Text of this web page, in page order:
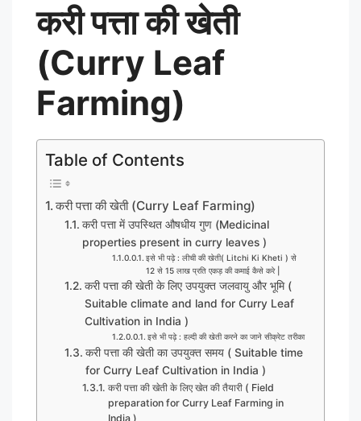
करी पत्ता की खेती
(Curry Leaf
Farming)
Table of Contents
करी पत्ता की खेती (Curry Leaf Farming)
करी पत्ता में उपस्थित औषधीय गुण (Medicinal
properties present in curry leaves )
इसे भी पढ़े : लीची की खेती( Litchi Ki Kheti ) से
12 से 15 लाख प्रति एकड़ की कमाई कैसे करे |
करी पत्ता की खेती के लिए उपयुक्त जलवायु और भूमि (
Suitable climate and land for Curry Leaf
Cultivation in India )
इसे भी पढ़े : हल्दी की खेती करने का जाने सीक्रेट तरीका
करी पत्ता की खेती का उपयुक्त समय ( Suitable time
for Curry Leaf Cultivation in India )
करी पत्ता की खेती के लिए खेत की तैयारी ( Field
preparation for Curry Leaf Farming in
India )